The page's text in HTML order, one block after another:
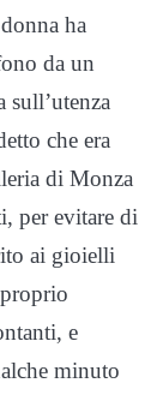
ha
da un
sull’utenza
che era
di Monza
per evitare di
ai gioielli
e
minuto